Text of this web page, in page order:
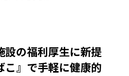
設の福利厚生に新提
こ』で手軽に健康的